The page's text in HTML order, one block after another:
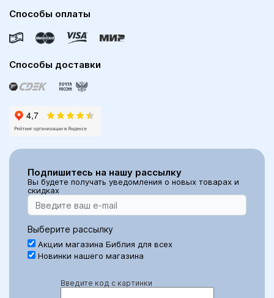
Способы оплаты
Способы доставки
Подпишитесь на нашу рассылку
Вы будете получать уведомления о новых товарах и
скидках
Выберите рассылку
Акции магазина Библия для всех
Новинки нашего магазина
Введите код с картинки